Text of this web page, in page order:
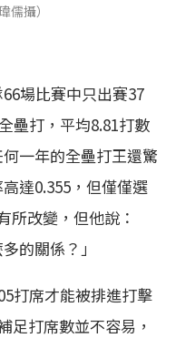
儒攝）
場比賽中只出賽37
壘打，平均8.81打數
一年的全壘打王還驚
達0.355，但僅僅選
所改變，但他說：
的關係？」
打席才能被排進打擊
足打席數並不容易，